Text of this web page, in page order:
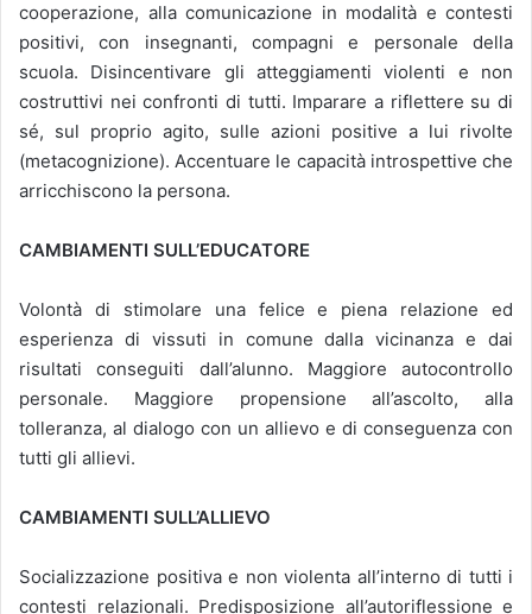
cooperazione, alla comunicazione in modalità e contesti
positivi, con insegnanti, compagni e personale della
scuola. Disincentivare gli atteggiamenti violenti e non
costruttivi nei confronti di tutti. Imparare a riflettere su di
sé, sul proprio agito, sulle azioni positive a lui rivolte
(metacognizione). Accentuare le capacità introspettive che
arricchiscono la persona.
CAMBIAMENTI SULL’EDUCATORE
Volontà di stimolare una felice e piena relazione ed
esperienza di vissuti in comune dalla vicinanza e dai
risultati conseguiti dall’alunno. Maggiore autocontrollo
personale. Maggiore propensione all’ascolto, alla
tolleranza, al dialogo con un allievo e di conseguenza con
tutti gli allievi.
CAMBIAMENTI SULL’ALLIEVO
Socializzazione positiva e non violenta all’interno di tutti i
contesti relazionali. Predisposizione all’autoriflessione e